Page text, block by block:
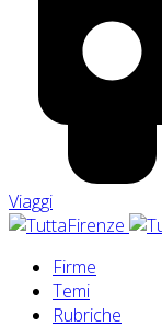
Viaggi
Firme
Temi
Rubriche